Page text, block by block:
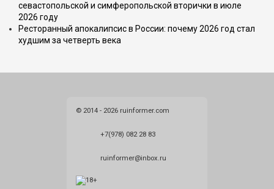
севастопольской и симферопольской вторички в июле
2026 году
Ресторанный апокалипсис в России: почему 2026 год стал
худшим за четверть века
© 2014 - 2026 ruinformer.com
+7(978) 082 28 83
ruinformer@inbox.ru